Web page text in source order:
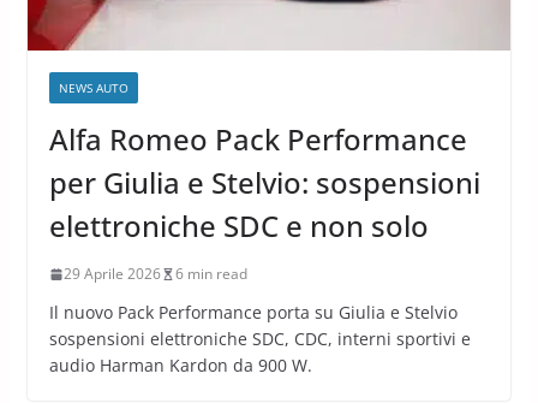
NEWS AUTO
Alfa Romeo Pack Performance
per Giulia e Stelvio: sospensioni
elettroniche SDC e non solo
29 Aprile 2026 6 min read
Il nuovo Pack Performance porta su Giulia e Stelvio
sospensioni elettroniche SDC, CDC, interni sportivi e
audio Harman Kardon da 900 W.